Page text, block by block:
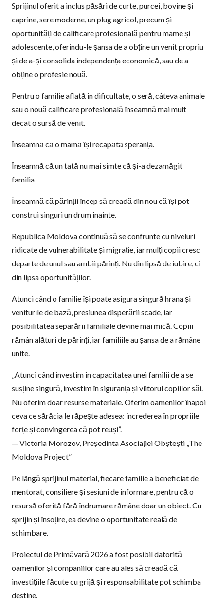
Sprijinul oferit a inclus păsări de curte, purcei, bovine și
caprine, sere moderne, un plug agricol, precum și
oportunități de calificare profesională pentru mame și
adolescente, oferindu-le șansa de a obține un venit propriu
și de a-și consolida independența economică, sau de a
obține o profesie nouă.
Pentru o familie aflată în dificultate, o seră, câteva animale
sau o nouă calificare profesională înseamnă mai mult
decât o sursă de venit.
Înseamnă că o mamă își recapătă speranța.
Înseamnă că un tată nu mai simte că și-a dezamăgit
familia.
Înseamnă că părinții încep să creadă din nou că își pot
construi singuri un drum înainte.
Republica Moldova continuă să se confrunte cu niveluri
ridicate de vulnerabilitate și migrație, iar mulți copii cresc
departe de unul sau ambii părinți. Nu din lipsă de iubire, ci
din lipsa oportunităților.
Atunci când o familie își poate asigura singură hrana și
veniturile de bază, presiunea disperării scade, iar
posibilitatea separării familiale devine mai mică. Copiii
rămân alături de părinți, iar familiile au șansa de a rămâne
unite.
„Atunci când investim în capacitatea unei familii de a se
susține singură, investim în siguranța și viitorul copiilor săi.
Nu oferim doar resurse materiale. Oferim oamenilor înapoi
ceva ce sărăcia le răpește adesea: încrederea în propriile
forțe și convingerea că pot reuși”.
— Victoria Morozov, Președinta Asociației Obștești „The
Moldova Project”
Pe lângă sprijinul material, fiecare familie a beneficiat de
mentorat, consiliere și sesiuni de informare, pentru că o
resursă oferită fără îndrumare rămâne doar un obiect. Cu
sprijin și însoțire, ea devine o oportunitate reală de
schimbare.
Proiectul de Primăvară 2026 a fost posibil datorită
oamenilor și companiilor care au ales să creadă că
investițiile făcute cu grijă și responsabilitate pot schimba
destine.